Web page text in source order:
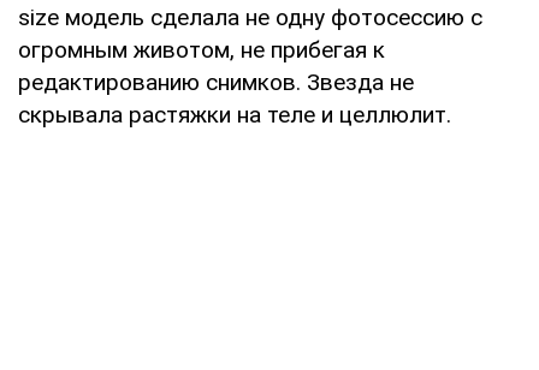
size модель сделала не одну фотосессию с
огромным животом, не прибегая к
редактированию снимков. Звезда не
скрывала растяжки на теле и целлюлит.